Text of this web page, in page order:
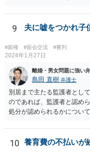
監護しており（②）、仮に
的に過酷な状況におかれる
は、夫側の離婚請求は裁判
ます。 一方で、期間が経過
すでに１０年超となり、婚
長期別居となるので（①）
求が認容される余地はあり
なければならないことです
たされるといった定式はな
ろです。
9 夫に嘘をつかれ子
#親権 #面会交流 #審判
2024年1月27日
離婚・男女問題に強い
島田 直樹 弁護士
別居まで主たる監護者とし
のであれば、監護者と認め
処分が認められるかについ
す。 精神的なご負担も大き
しながら手続を進めてくだ
10 養育費の不払いが